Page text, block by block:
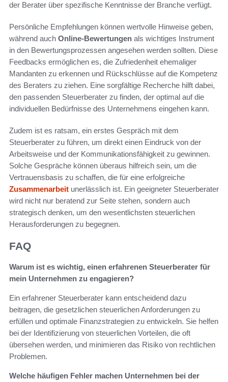
der Berater über spezifische Kenntnisse der Branche verfügt.
Persönliche Empfehlungen können wertvolle Hinweise geben,
während auch Online-Bewertungen als wichtiges Instrument
in den Bewertungsprozessen angesehen werden sollten. Diese
Feedbacks ermöglichen es, die Zufriedenheit ehemaliger
Mandanten zu erkennen und Rückschlüsse auf die Kompetenz
des Beraters zu ziehen. Eine sorgfältige Recherche hilft dabei,
den passenden Steuerberater zu finden, der optimal auf die
individuellen Bedürfnisse des Unternehmens eingehen kann.
Zudem ist es ratsam, ein erstes Gespräch mit dem
Steuerberater zu führen, um direkt einen Eindruck von der
Arbeitsweise und der Kommunikationsfähigkeit zu gewinnen.
Solche Gespräche können überaus hilfreich sein, um die
Vertrauensbasis zu schaffen, die für eine erfolgreiche
Zusammenarbeit unerlässlich ist. Ein geeigneter Steuerberater
wird nicht nur beratend zur Seite stehen, sondern auch
strategisch denken, um den wesentlichsten steuerlichen
Herausforderungen zu begegnen.
FAQ
Warum ist es wichtig, einen erfahrenen Steuerberater für
mein Unternehmen zu engagieren?
Ein erfahrener Steuerberater kann entscheidend dazu
beitragen, die gesetzlichen steuerlichen Anforderungen zu
erfüllen und optimale Finanzstrategien zu entwickeln. Sie helfen
bei der Identifizierung von steuerlichen Vorteilen, die oft
übersehen werden, und minimieren das Risiko von rechtlichen
Problemen.
Welche häufigen Fehler machen Unternehmen bei der